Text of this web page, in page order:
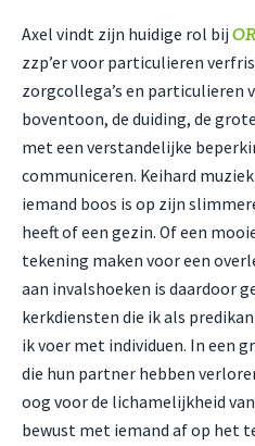
Axel vindt zijn huidige rol bij
zzp’er voor particulieren
zorgcollega’s en particulieren
boventoon, de duiding, de
met een verstandelijke
communiceren. Keihard
iemand boos is op zijn
heeft of een gezin. Of een
tekening maken voor een
aan invalshoeken is daardoor
kerkdiensten die ik als
ik voer met individuen. In een
die hun partner hebben
oog voor de lichamelijkheid
bewust met iemand af op het